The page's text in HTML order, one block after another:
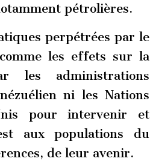
pétrolières.
perpétrées par le
les effets sur la
les administrations
ni les Nations
pour intervenir et
aux populations du
de leur avenir.